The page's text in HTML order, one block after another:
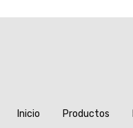
Inicio Productos